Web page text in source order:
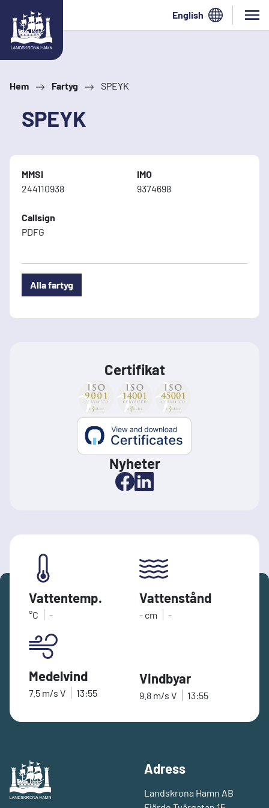
English
Hem Fartyg SPEYK
SPEYK
MMSI
244110938
IMO
9374698
Callsign
PDFG
Alla fartyg
Certifikat
Nyheter
Vattentemp.
°C -
Vattenstånd
- cm -
Medelvind
7.5 m/s V 13:55
Vindbyar
9.8 m/s V 13:55
Adress
Landskrona Hamn AB